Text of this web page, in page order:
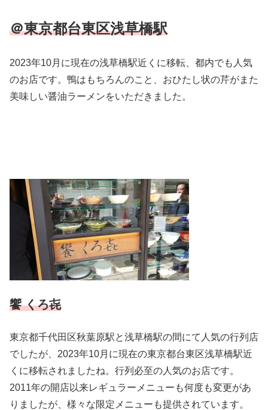
＠東京都台東区浅草橋駅
2023年10月に現在の浅草橋駅近くに移転、都内でも人気
のお店です。鴨はもちろんのこと、おひたし状の芹がまた
美味しい醤油ラーメンをいただきました。
饗 くろ㐂
東京都千代田区秋葉原駅と浅草橋駅の間にて人気の行列店
でしたが、2023年10月に現在の東京都台東区浅草橋駅近
くに移転されましたね。行列必至の人気のお店です。
2011年の開店以来レギュラーメニューも何度も変更があ
りましたが、様々な限定メニューも提供されています。